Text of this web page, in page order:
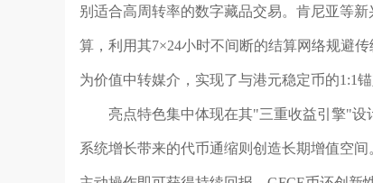
别适合高周转率的数字藏品交易。肯尼亚等
算，利用其7×24小时不间断的结算网络规避
为价值中转媒介，实现了与港元稳定币的1:1
亮点特色集中体现在其"三重收益引擎"
系统增长带来的代币通缩则创造长期增值空